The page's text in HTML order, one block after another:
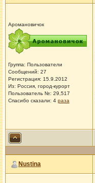
Аромановичок
Группа: Пользователи
Сообщений: 27
Регистрация: 15.9.2012
Из: Россия, город-курорт
Пользователь №: 29,517
Спасибо сказали: 4 раза
Nustina